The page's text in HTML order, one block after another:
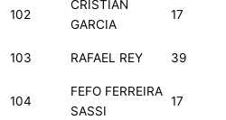
102
CRISTIAN
GARCIA
17
103 RAFAEL REY 39
104
FEFO FERREIRA
SASSI
17